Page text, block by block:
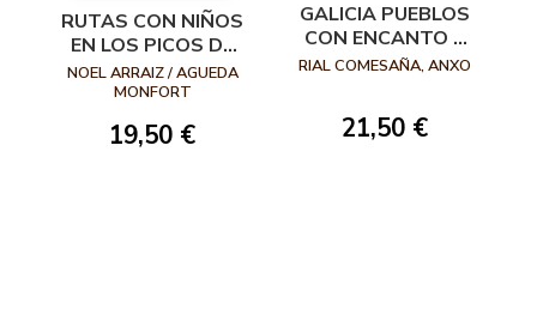
RUTAS CON NIÑOS
EN LOS PICOS DE
EUROPA
NOEL ARRAIZ / AGUEDA
MONFORT
19,50 €
GALICIA PUEBLOS
CON ENCANTO Y
EXCURSIONES POR
RIAL COMESAÑA, ANXO
21,50 €